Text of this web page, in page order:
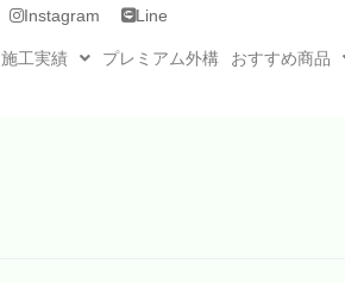
Instagram Line
施工実績 プレミアム外構 おすすめ商品